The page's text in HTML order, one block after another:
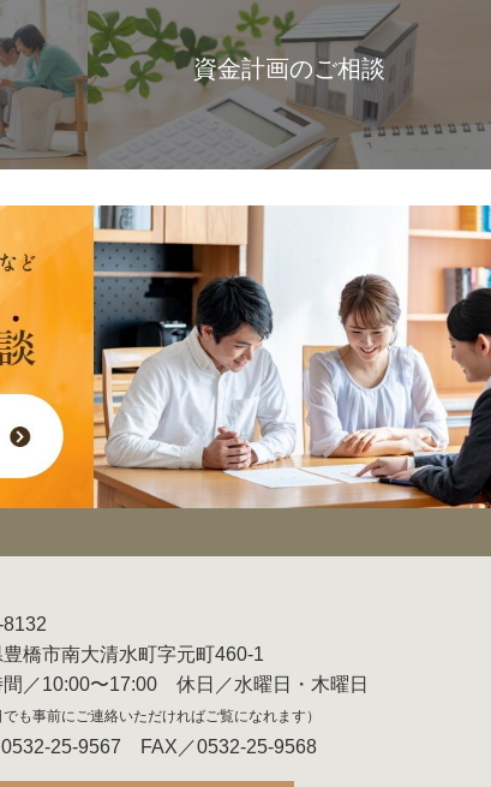
資金計画のご相談
橋市南大清水町字元町460-1
間／10:00〜17:00 休日／水曜日・木曜日
でも事前にご連絡いただければご覧になれます）
25-9567 FAX／0532-25-9568